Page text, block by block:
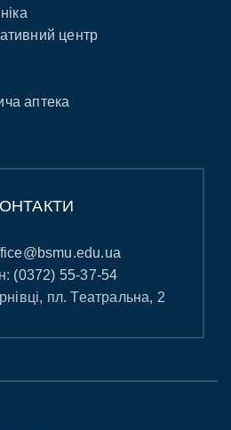
центр
аптека
(0372) 55-37-54
пл. Театральна, 2